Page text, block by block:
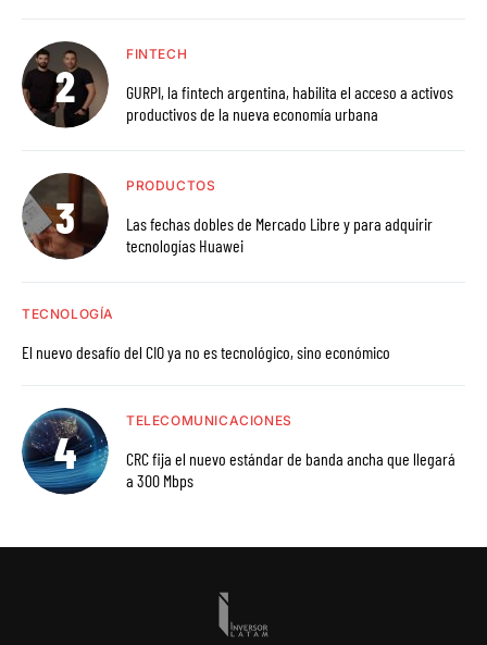
FINTECH
GURPI, la fintech argentina, habilita el acceso a activos
productivos de la nueva economía urbana
PRODUCTOS
Las fechas dobles de Mercado Libre y para adquirir
tecnologías Huawei
TECNOLOGÍA
El nuevo desafío del CIO ya no es tecnológico, sino económico
TELECOMUNICACIONES
CRC fija el nuevo estándar de banda ancha que llegará
a 300 Mbps